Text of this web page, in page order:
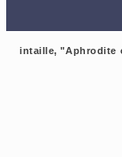
intaille, "Aphrodite